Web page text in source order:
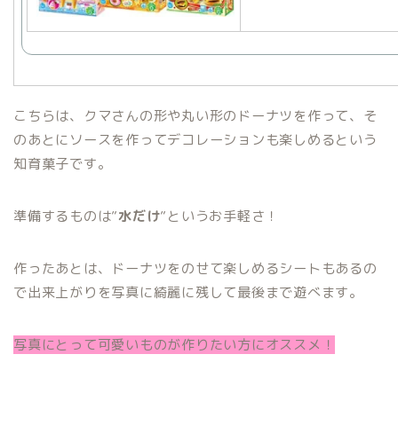
こちらは、クマさんの形や丸い形のドーナツを作って、そ
のあとにソースを作ってデコレーションも楽しめるという
知育菓子です。
準備するものは”水だけ”というお手軽さ！
作ったあとは、ドーナツをのせて楽しめるシートもあるの
で出来上がりを写真に綺麗に残して最後まで遊べます。
写真にとって可愛いものが作りたい方にオススメ！